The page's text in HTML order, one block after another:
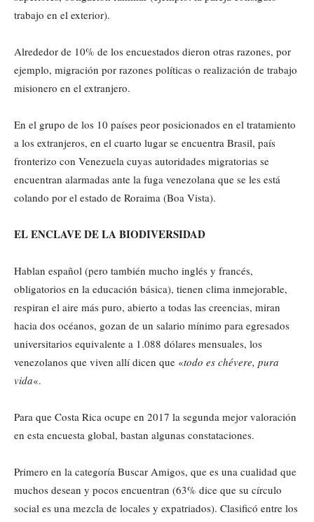
trabajo en el exterior).
Alrededor de 10% de los encuestados dieron otras razones, por
ejemplo, migración por razones políticas o realización de trabajo
misionero en el extranjero.
En el grupo de los 10 países peor posicionados en el tratamiento
a los extranjeros, en el cuarto lugar se encuentra Brasil, país
fronterizo con Venezuela cuyas autoridades migratorias se
encuentran alarmadas ante la fuga venezolana que se les está
colando por el estado de Roraima (Boa Vista).
EL ENCLAVE DE LA BIODIVERSIDAD
Hablan español (pero también mucho inglés y francés,
obligatorios en la educación básica), tienen clima inmejorable,
respiran el aire más puro, abierto a todas las creencias, miran
hacia dos océanos, gozan de un salario mínimo para egresados
universitarios equivalente a 1.088 dólares mensuales, los
venezolanos que viven allí dicen que «todo es chévere, pura
vida«.
Para que Costa Rica ocupe en 2017 la segunda mejor valoración
en esta encuesta global, bastan algunas constataciones.
Primero en la categoría Buscar Amigos, que es una cualidad que
muchos desean y pocos encuentran (63% dice que su círculo
social es una mezcla de locales y expatriados). Clasificó entre los